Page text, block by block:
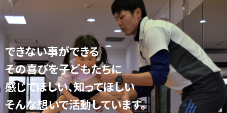
できない事ができる
その喜びを子どもたちに
感じてほしい、知ってほしい
そんな想いで活動しています。